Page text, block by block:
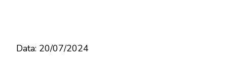
Data: 20/07/2024